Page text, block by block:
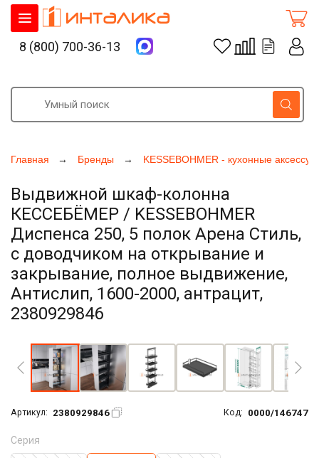
Главная Бренды KESSEBOHMER - кухонные
Выдвижной шкаф-колонна
КЕССЕБЁМЕР / KESSEBOHMER
Диспенса 250, 5 полок Арена Стиль,
с доводчиком на открывание и
закрывание, полное выдвижение,
Антислип, 1600-2000, антрацит,
2380929846
Артикул: 2380929846 Код: 0000/146747
Серия
8 (800) 700-36-13